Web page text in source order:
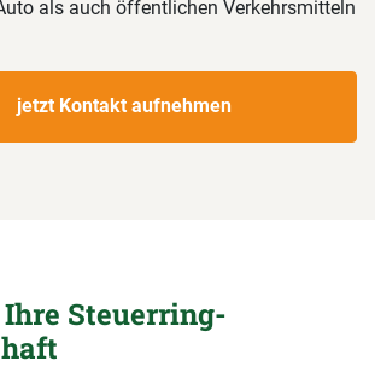
als auch öffentlichen Verkehrsmitteln
jetzt Kontakt aufnehmen
Steuerring-